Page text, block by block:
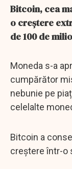
Bitcoin, cea
o creștere
de 100 de
Moneda s-a
cumpărător
nebunie pe
celelalte
Bitcoin a
creştere într-o